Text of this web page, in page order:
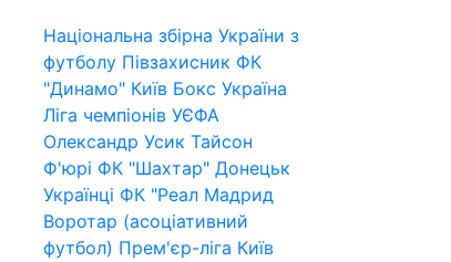
Національна збірна України з
футболу Півзахисник ФК
"Динамо" Київ Бокс Україна
Ліга чемпіонів УЄФА
Олександр Усик Тайсон
Ф'юрі ФК "Шахтар" Донецьк
Українці ФК "Реал Мадрид
Воротар (асоціативний
футбол) Прем'єр-ліга Київ